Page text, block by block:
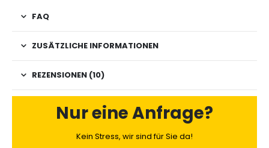
FAQ
ZUSÄTZLICHE INFORMATIONEN
REZENSIONEN (10)
Nur eine Anfrage?
Kein Stress, wir sind für Sie da!